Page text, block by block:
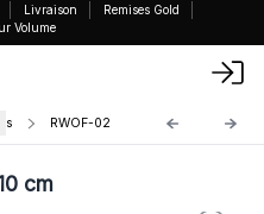
Livraison
Remises Gold
Volume
RWOF-02
cm